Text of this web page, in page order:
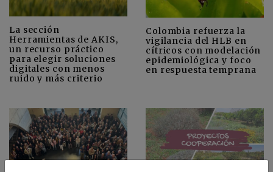
La sección
Herramientas de AKIS,
un recurso práctico
para elegir soluciones
digitales con menos
ruido y más criterio
Colombia refuerza la
vigilancia del HLB en
cítricos con modelación
epidemiológica y foco
en respuesta temprana